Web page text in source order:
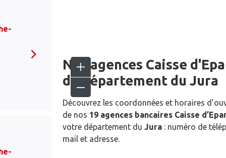
Nos agences Caisse
du département du Jura
Découvrez les coordonnées et horaires
de nos 19 agences bancaires Caisse
votre département du Jura : numéro de
mail et adresse.